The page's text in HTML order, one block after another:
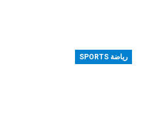
رياضة SPORTS